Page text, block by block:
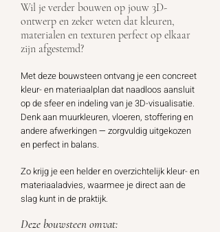
Wil je verder bouwen op jouw 3D-
ontwerp en zeker weten dat kleuren,
materialen en texturen perfect op elkaar
zijn afgestemd?
Met deze bouwsteen ontvang je een concreet
kleur- en materiaalplan dat naadloos aansluit
op de sfeer en indeling van je 3D-visualisatie.
Denk aan muurkleuren, vloeren, stoffering en
andere afwerkingen— zorgvuldig uitgekozen
en perfect in balans.
Zo krijg je een helder en overzichtelijk kleur- en
materiaaladvies, waarmee je direct aan de
slag kunt in de praktijk.
Deze bouwsteen omvat: